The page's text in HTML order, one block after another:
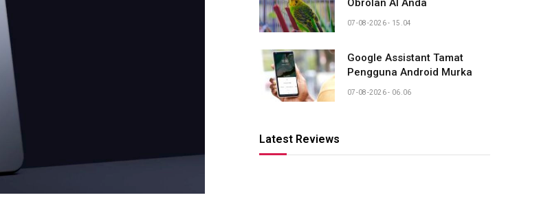
Obrolan AI Anda
07-08-2026 - 15.04
Google Assistant Tamat
Pengguna Android Murka
07-08-2026 - 06.06
Latest Reviews